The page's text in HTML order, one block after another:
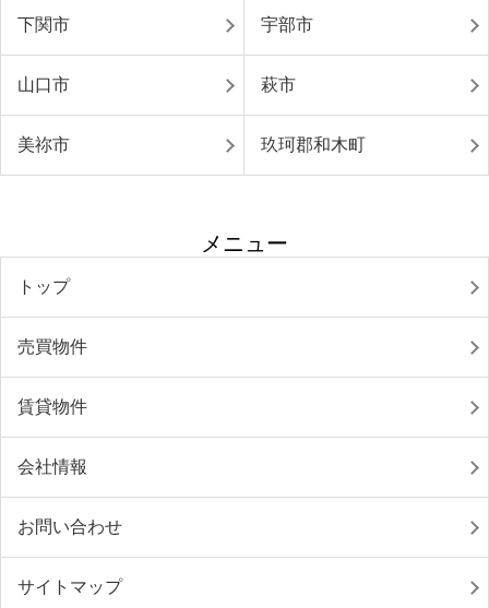
下関市 宇部市
山口市 萩市
美祢市 玖珂郡和木町
メニュー
トップ
売買物件
賃貸物件
会社情報
お問い合わせ
サイトマップ